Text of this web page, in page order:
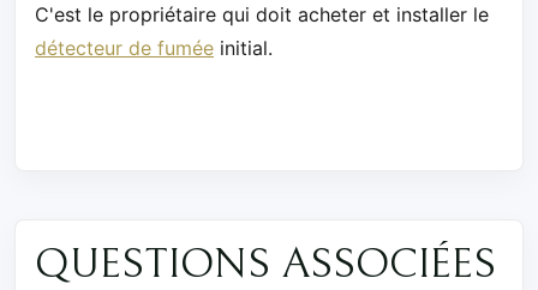
C'est le propriétaire qui doit acheter et installer le
détecteur de fumée initial.
QUESTIONS ASSOCIÉES